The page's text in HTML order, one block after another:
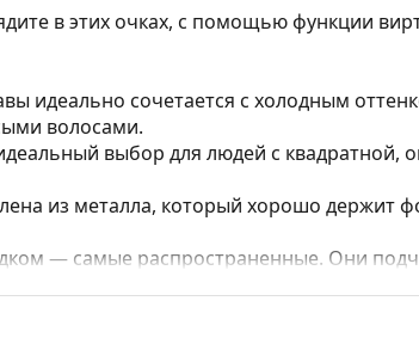
в этих очках, с помощью функции
идеально сочетается с холодным
волосами.
выбор для людей с квадратной,
из металла, который хорошо держит
— самые распространенные. Они
оправы подходит для всех линз, включая